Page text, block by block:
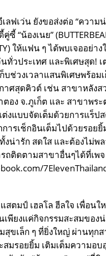
ลฟเว่น ยังขอส่งต่อ “ความ
“น้องเนย”
ให้แฟน ๆ ได้พบเจออย่า
นทั่วประเทศ และพิเศษสุด!
ช่วงเวลาแสนพิเศษพร้อม
าศสุดคิวต์ เช่น สาขาหลัง
ตอง จ.ภูเก็ต และ สาขาพร
งแบบจัดเต็มด้วยการแร็ปส
ารเช็กอินเต็มไปด้วยรอย
งน่ารัก สดใส และต้องไม่พ
ถติดตามสาขาอื่นๆได้ที่เพจ
สตมป์ เฮลโล ฮีลใจ เพื่อนใ
เพียงแค่กิจกรรมสะสมของ
สุขเล็ก ๆ ที่ยิ่งใหญ่ ผ่านทุก
สมรอยยิ้ม เติมเต็มความอบ